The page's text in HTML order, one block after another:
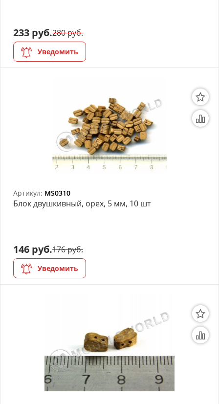
233 руб.280 руб.
Уведомить
Артикул: MS0310
Блок двушкивный, орех, 5 мм, 10 шт
146 руб.176 руб.
Уведомить